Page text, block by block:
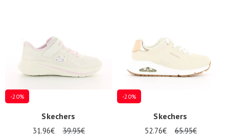
-20%
Skechers
31.96€ 39.95€
-20%
Skechers
52.76€ 65.95€